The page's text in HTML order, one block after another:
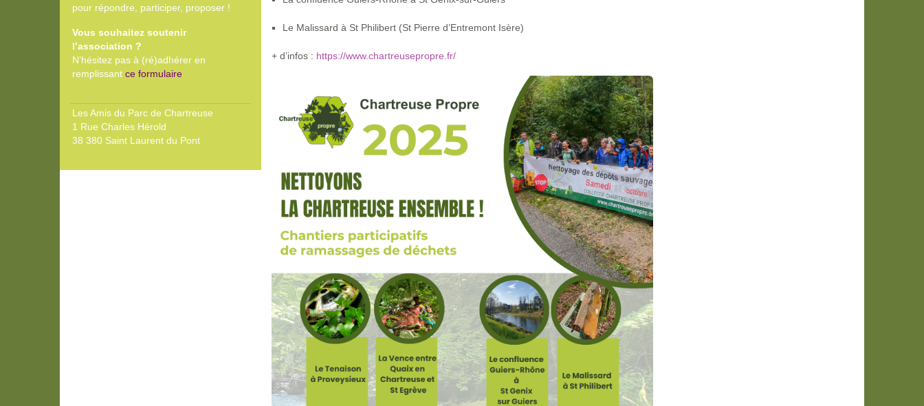
Le Malissard à St Philibert (St Pierre d’Entremont Isère)
+ d’infos : https://www.chartreusepropre.fr/
pour répondre, participer, proposer !
Vous souhaitez soutenir
l’association ?
N’hésitez pas à (ré)adhérer en
remplissant ce formulaire
Les Amis du Parc de Chartreuse
1 Rue Charles Hérold
38 380 Saint Laurent du Pont